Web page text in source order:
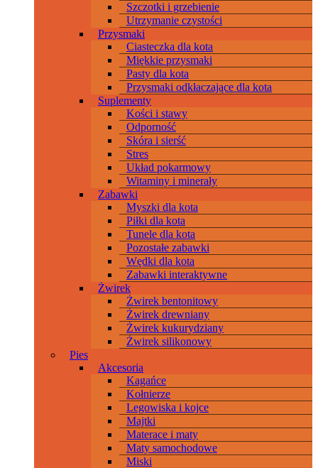
Szczotki i grzebienie
Utrzymanie czystości
Przysmaki
Ciasteczka dla kota
Miękkie przysmaki
Pasty dla kota
Przysmaki odkłaczające dla kota
Suplementy
Kości i stawy
Odporność
Skóra i sierść
Stres
Układ pokarmowy
Witaminy i minerały
Zabawki
Myszki dla kota
Piłki dla kota
Tunele dla kota
Pozostałe zabawki
Wędki dla kota
Zabawki interaktywne
Żwirek
Żwirek bentonitowy
Żwirek drewniany
Żwirek kukurydziany
Żwirek silikonowy
Pies
Akcesoria
Kagańce
Kołnierze
Legowiska i kojce
Majtki
Materace i maty
Maty samochodowe
Miski